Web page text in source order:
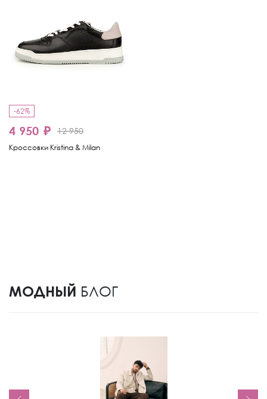
-62%
4 950 ₽ 12 950
Кроссовки Kristina & Milan
МОДНЫЙ БЛОГ